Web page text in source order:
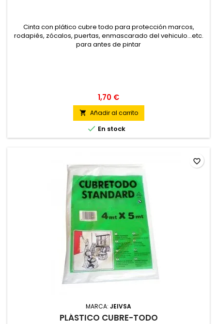
Cinta con plático cubre todo para protección marcos,
rodapiés, zócalos, puertas, enmascarado del vehiculo...etc.
para antes de pintar
1,70 €
 Añadir al carrito
 En stock
MARCA: JEIVSA
PLÁSTICO CUBRE-TODO
favorite_border